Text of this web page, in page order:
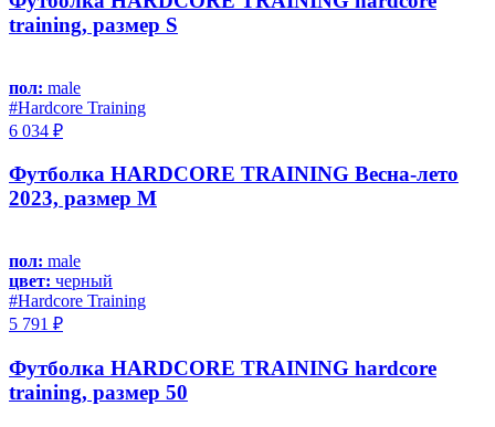
training, размер S
пол: male
#Hardcore Training
6 034 ₽
Футболка HARDCORE TRAINING Весна-лето
2023, размер M
пол: male
цвет: черный
#Hardcore Training
5 791 ₽
Футболка HARDCORE TRAINING hardcore
training, размер 50